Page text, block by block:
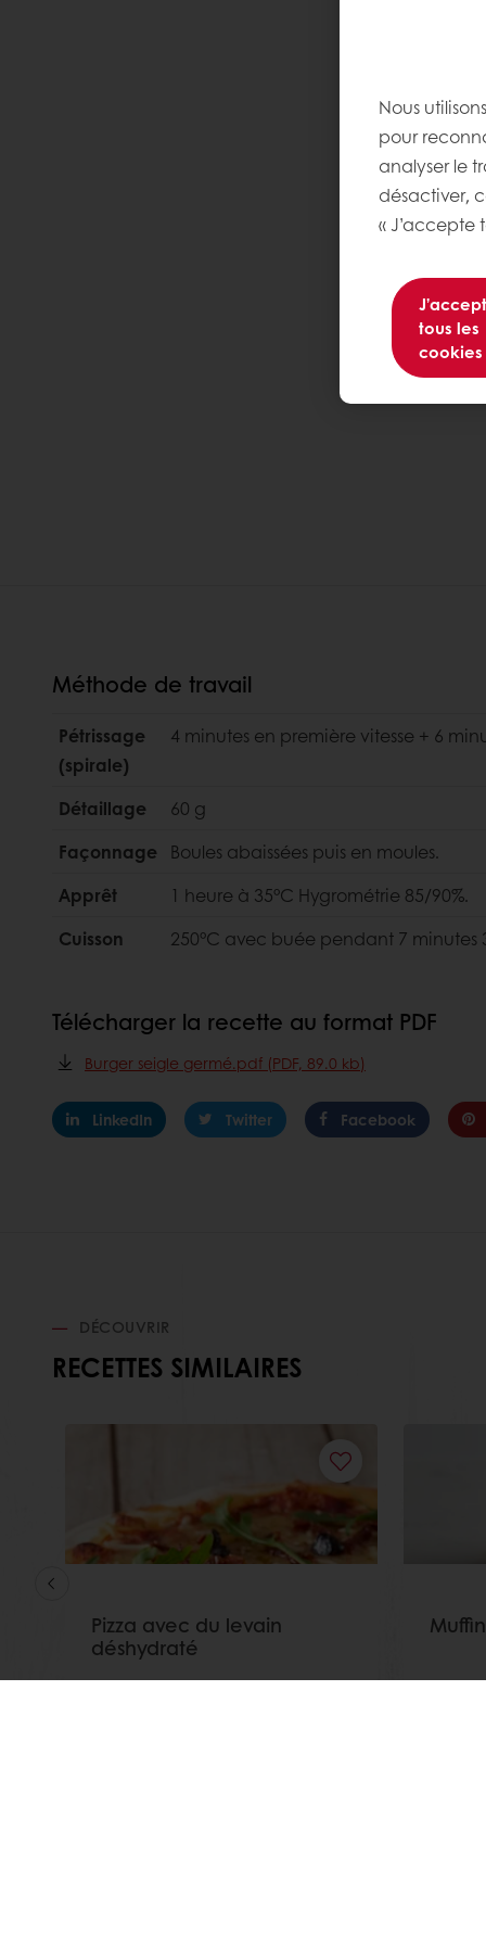
Méthode de travail
Pétrissage
(spirale)
4 minutes en première vitesse + 6
Détaillage
60 g
Façonnage
Boules abaissées puis en moules.
Apprêt
1 heure à 35°C Hygrométrie 85/90%.
Cuisson
250°C avec buée pendant 7 minutes
Télécharger la recette au format PDF
Burger seigle germé.pdf (PDF, 89.0 kb)
LinkedIn Twitter Facebook
DÉCOUVRIR
RECETTES SIMILAIRES
Pizza avec du levain
déshydraté
Nous
pour
analyser le
désactiver,
« J’accepte
tous les
cookies